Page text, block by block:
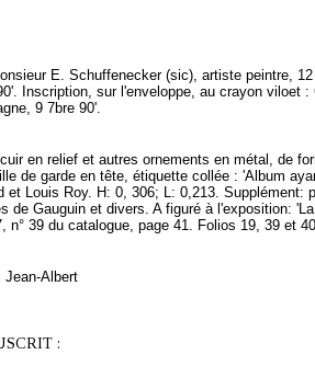
E. Schuffenecker (sic), artiste peintre,
Inscription, sur l'enveloppe, au crayon viloet
9 7bre 90'.
en relief et autres ornements en métal, de
de garde en tête, étiquette collée : 'Album
Louis Roy. H: 0, 306; L: 0,213. Supplément:
de Gauguin et divers. A figuré à l'exposition:
39 du catalogue, page 41. Folios 19, 39 et
Albert
: